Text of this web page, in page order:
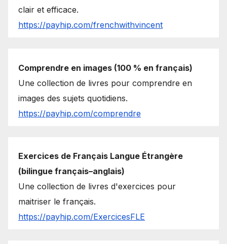
clair et efficace.
https://payhip.com/frenchwithvincent
Comprendre en images (100 % en français)
Une collection de livres pour comprendre en
images des sujets quotidiens.
https://payhip.com/comprendre
Exercices de Français Langue Étrangère
(bilingue français–anglais)
Une collection de livres d'exercices pour
maitriser le français.
https://payhip.com/ExercicesFLE